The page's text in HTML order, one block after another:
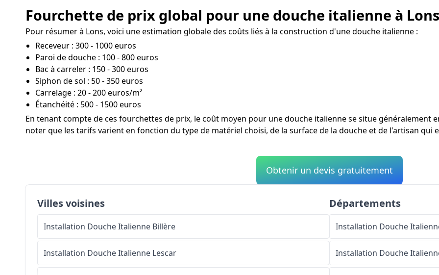
Fourchette de prix global pour une douche italienne à Lons
Pour résumer à Lons, voici une estimation globale des coûts liés à la construction d'une douche italienne :
Receveur : 300 - 1000 euros
Paroi de douche : 100 - 800 euros
Bac à carreler : 150 - 300 euros
Siphon de sol : 50 - 350 euros
Carrelage : 20 - 200 euros/m²
Étanchéité : 500 - 1500 euros
En tenant compte de ces fourchettes de prix, le coût moyen pour une douche italienne se situe généralement
noter que les tarifs varient en fonction du type de matériel choisi, de la surface de la douche et de l'artisan qui
Obtenir un devis gratuitement
Villes voisines
Installation Douche Italienne Billère
Installation Douche Italienne Lescar
Départements
Installation Douche
Installation Douche